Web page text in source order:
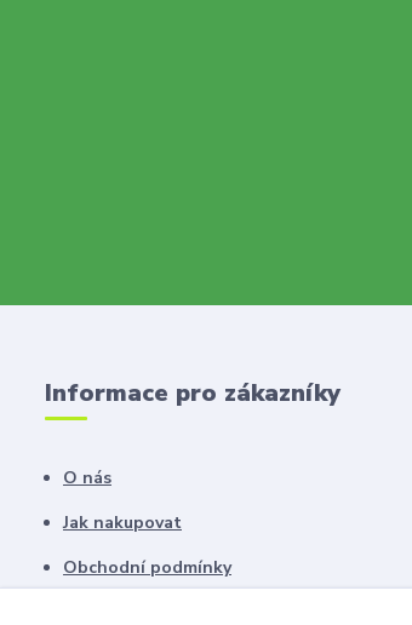
Informace pro zákazníky
O nás
Jak nakupovat
Obchodní podmínky